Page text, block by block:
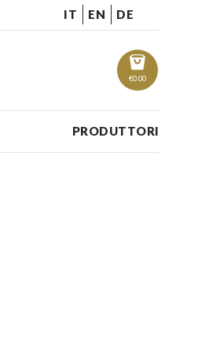
IT EN DE
€0.00
PRODUTTORI